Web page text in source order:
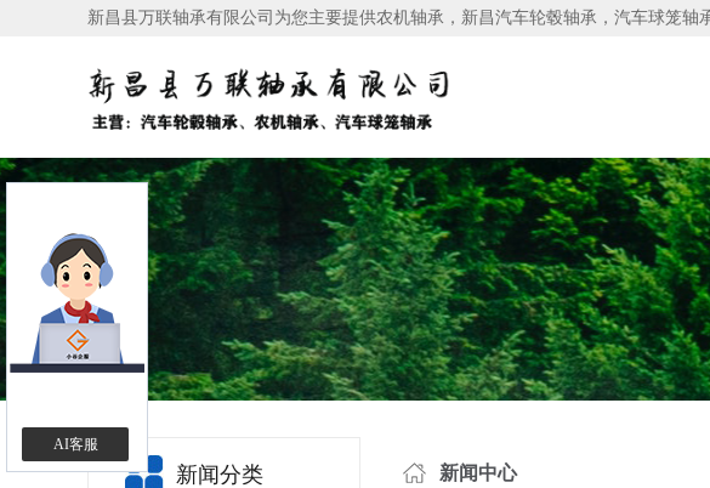
新昌县万联轴承有限公司为您主要提供农机轴承 ，新昌汽车轮毂轴承，汽车球笼轴
新闻分类 新闻中心
AI客服